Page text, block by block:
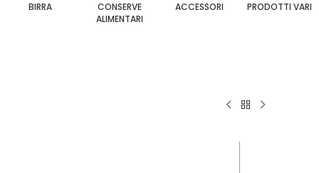
BIRRA
CONSERVE
ALIMENTARI
ACCESSORI PRODOTTI VARI